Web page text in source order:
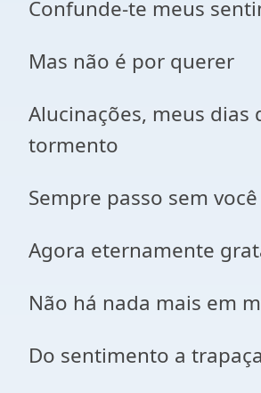
Confunde-te meus
Mas não é por querer
Alucinações, meus dias
tormento
Sempre passo sem você
Agora eternamente
Não há nada mais em
Do sentimento a trapaça